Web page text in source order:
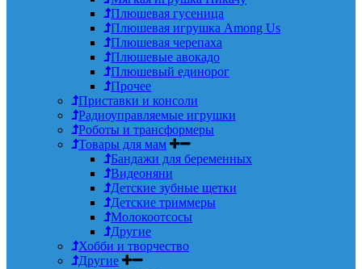
Плюшевая гусеница
Плюшевая игрушка Among Us
Плюшевая черепаха
Плюшевые авокадо
Плюшевый единорог
Прочее
Приставки и консоли
Радиоуправляемые игрушки
Роботы и трансформеры
Товары для мам
Бандажи для беременных
Видеоняни
Детские зубные щетки
Детские триммеры
Молокоотсосы
Другие
Хобби и творчество
Другие